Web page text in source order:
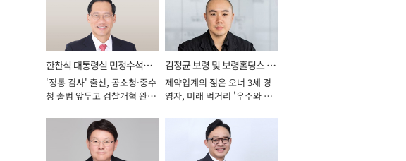
한찬식 대통령실 민정수석비
서관
'정통 검사' 출신, 공소청·중수
청 출범 앞두고 검찰개혁 완수
김정균 보령 및 보령홀딩스 대
표이사 사장
제약업계의 젊은 오너 3세 경
영자, 미래 먹거리 '우주와 헬